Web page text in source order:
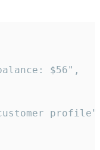
$56",